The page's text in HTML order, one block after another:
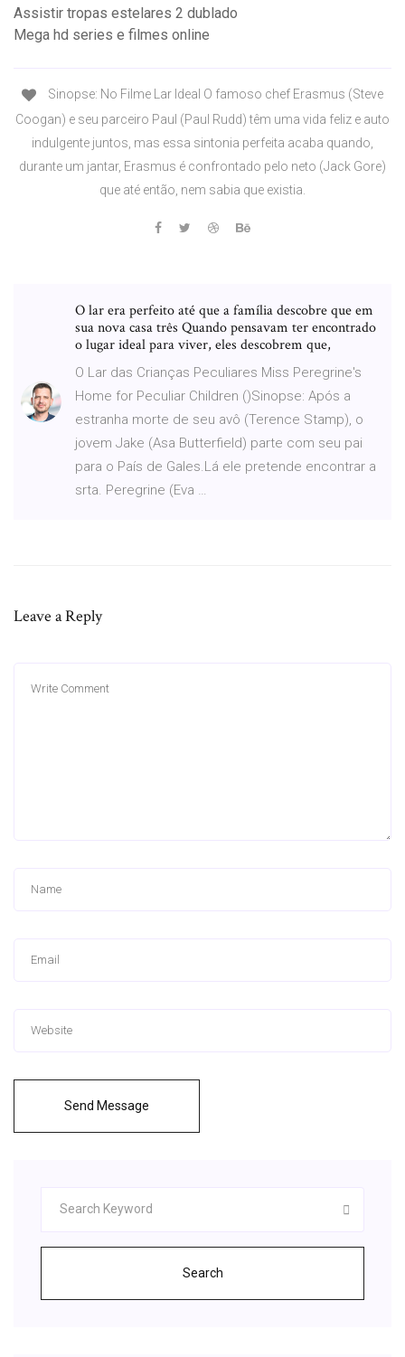
Assistir tropas estelares 2 dublado
Mega hd series e filmes online
Sinopse: No Filme Lar Ideal O famoso chef Erasmus (Steve
Coogan) e seu parceiro Paul (Paul Rudd) têm uma vida feliz e auto
indulgente juntos, mas essa sintonia perfeita acaba quando,
durante um jantar, Erasmus é confrontado pelo neto (Jack Gore)
que até então, nem sabia que existia.
O lar era perfeito até que a família descobre que em
sua nova casa três Quando pensavam ter encontrado
o lugar ideal para viver, eles descobrem que,
O Lar das Crianças Peculiares Miss Peregrine's
Home for Peculiar Children ()Sinopse: Após a
estranha morte de seu avô (Terence Stamp), o
jovem Jake (Asa Butterfield) parte com seu pai
para o País de Gales.Lá ele pretende encontrar a
srta. Peregrine (Eva …
Leave a Reply
Send Message
Search